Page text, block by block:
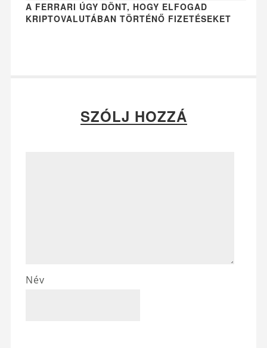
A FERRARI ÚGY DÖNT, HOGY ELFOGAD
KRIPTOVALUTÁBAN TÖRTÉNŐ FIZETÉSEKET
SZÓLJ HOZZÁ
Név